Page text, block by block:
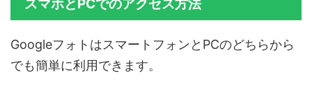
スマホとPCでのアクセス方法
GoogleフォトはスマートフォンとPCのどちらから
でも簡単に利用できます。